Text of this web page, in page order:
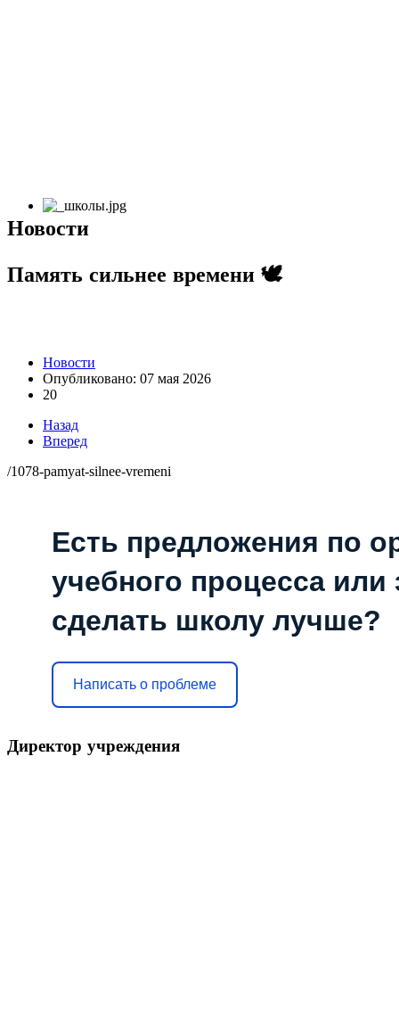
Новости
Память сильнее времени 🕊️
Новости
Опубликовано: 07 мая 2026
20
Назад
Вперед
/1078-pamyat-silnee-vremeni
Есть предложения по
учебного процесса или
сделать школу лучше?
Написать о проблеме
Директор учреждения